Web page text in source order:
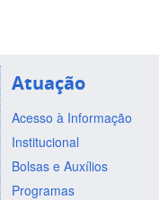
Atuação
Acesso à Informação
Institucional
Bolsas e Auxílios
Programas